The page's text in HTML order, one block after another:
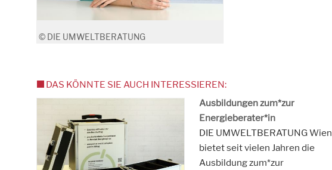
© DIE UMWELTBERATUNG
DAS KÖNNTE SIE AUCH INTERESSIEREN:
Ausbildungen zum*zur
Energieberater*in
DIE UMWELTBERATUNG Wien
bietet seit vielen Jahren die
Ausbildung zum*zur